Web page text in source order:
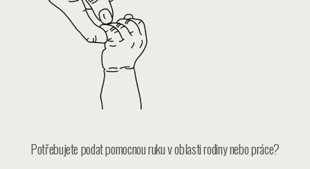
Potřebujete podat pomocnou ruku v oblasti rodiny nebo práce?